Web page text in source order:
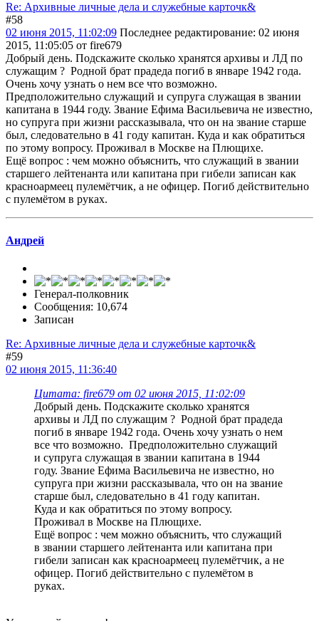
Re: Архивные личные дела и служебные карточк&
#58
02 июня 2015, 11:02:09 Последнее редактирование: 02 июня
2015, 11:05:05 от fire679
Добрый день. Подскажите сколько хранятся архивы и ЛД по
служащим ? Родной брат прадеда погиб в январе 1942 года.
Очень хочу узнать о нем все что возможно.
Предположительно служащий и супруга служащая в звании
капитана в 1944 году. Звание Ефима Васильевича не известно,
но супруга при жизни рассказывала, что он на звание старше
был, следовательно в 41 году капитан. Куда и как обратиться
по этому вопросу. Проживал в Москве на Плющихе.
Ещё вопрос : чем можно объяснить, что служащий в звании
старшего лейтенанта или капитана при гибели записан как
красноармеец пулемётчик, а не офицер. Погиб действительно
с пулемётом в руках.
Андрей
Генерал-полковник
Сообщения: 10,674
Записан
Re: Архивные личные дела и служебные карточк&
#59
02 июня 2015, 11:36:40
Цитата: fire679 от 02 июня 2015, 11:02:09
Добрый день. Подскажите сколько хранятся
архивы и ЛД по служащим ? Родной брат прадеда
погиб в январе 1942 года. Очень хочу узнать о нем
все что возможно. Предположительно служащий
и супруга служащая в звании капитана в 1944
году. Звание Ефима Васильевича не известно, но
супруга при жизни рассказывала, что он на звание
старше был, следовательно в 41 году капитан.
Куда и как обратиться по этому вопросу.
Проживал в Москве на Плющихе.
Ещё вопрос : чем можно объяснить, что служащий
в звании старшего лейтенанта или капитана при
гибели записан как красноармеец пулемётчик, а не
офицер. Погиб действительно с пулемётом в
руках.